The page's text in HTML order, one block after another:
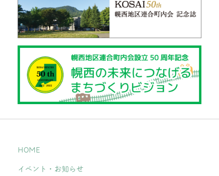
HOME
イベント・お知らせ